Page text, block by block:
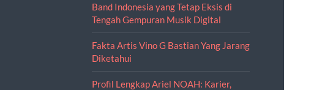
Band Indonesia yang Tetap Eksis di
Tengah Gempuran Musik Digital
Fakta Artis Vino G Bastian Yang Jarang
Diketahui
Profil Lengkap Ariel NOAH: Karier,